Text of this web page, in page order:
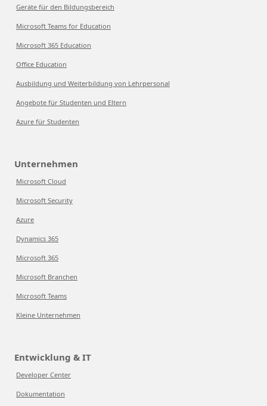
Geräte für den Bildungsbereich
Microsoft Teams for Education
Microsoft 365 Education
Office Education
Ausbildung und Weiterbildung von Lehrpersonal
Angebote für Studenten und Eltern
Azure für Studenten
Unternehmen
Microsoft Cloud
Microsoft Security
Azure
Dynamics 365
Microsoft 365
Microsoft Branchen
Microsoft Teams
Kleine Unternehmen
Entwicklung & IT
Developer Center
Dokumentation